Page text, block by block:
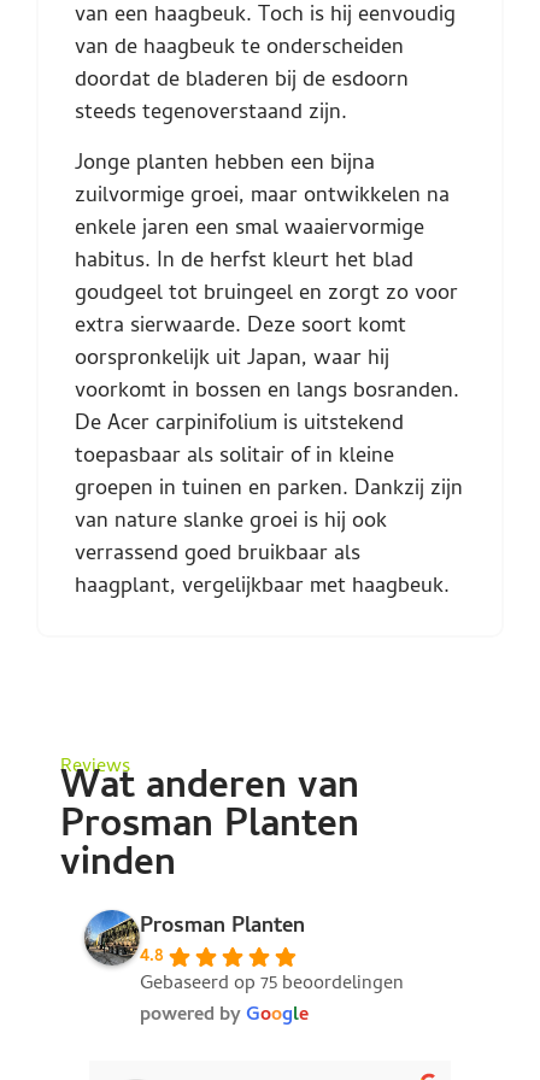
van een haagbeuk. Toch is hij eenvoudig
van de haagbeuk te onderscheiden
doordat de bladeren bij de esdoorn
steeds tegenoverstaand zijn.
Jonge planten hebben een bijna
zuilvormige groei, maar ontwikkelen na
enkele jaren een smal waaiervormige
habitus. In de herfst kleurt het blad
goudgeel tot bruingeel en zorgt zo voor
extra sierwaarde. Deze soort komt
oorspronkelijk uit Japan, waar hij
voorkomt in bossen en langs bosranden.
De Acer carpinifolium is uitstekend
toepasbaar als solitair of in kleine
groepen in tuinen en parken. Dankzij zijn
van nature slanke groei is hij ook
verrassend goed bruikbaar als
haagplant, vergelijkbaar met haagbeuk.
Reviews
Wat anderen van
Prosman Planten
vinden
Prosman Planten
4.8
Gebaseerd op 75 beoordelingen
powered byGoogle